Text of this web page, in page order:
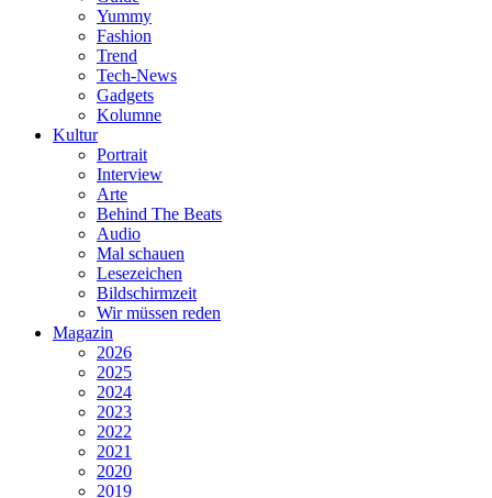
Yummy
Fashion
Trend
Tech-News
Gadgets
Kolumne
Kultur
Portrait
Interview
Arte
Behind The Beats
Audio
Mal schauen
Lesezeichen
Bildschirmzeit
Wir müssen reden
Magazin
2026
2025
2024
2023
2022
2021
2020
2019